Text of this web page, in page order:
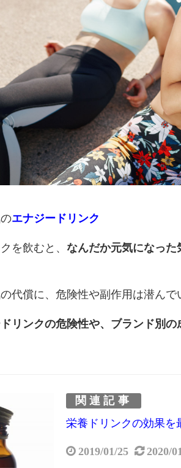
エナジードリンク
を飲むと、 なんだか元気になった
代償に、危険性や副作用は潜んで
リンクの危険性や、ブランド別の
関連記事
栄養ドリンクの効果を
2019/01/25 2020/